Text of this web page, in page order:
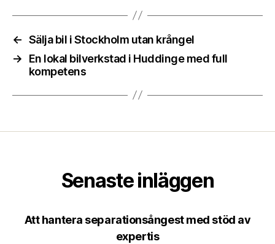
← Sälja bil i Stockholm utan krångel
→
En lokal bilverkstad i Huddinge med full
kompetens
Senaste inläggen
Att hantera separationsångest med stöd av
expertis